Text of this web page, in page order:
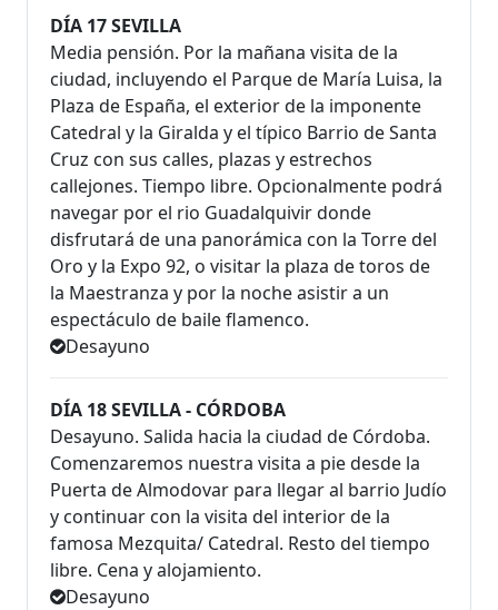
DÍA 17 SEVILLA
Media pensión. Por la mañana visita de la
ciudad, incluyendo el Parque de María Luisa, la
Plaza de España, el exterior de la imponente
Catedral y la Giralda y el típico Barrio de Santa
Cruz con sus calles, plazas y estrechos
callejones. Tiempo libre. Opcionalmente podrá
navegar por el rio Guadalquivir donde
disfrutará de una panorámica con la Torre del
Oro y la Expo 92, o visitar la plaza de toros de
la Maestranza y por la noche asistir a un
espectáculo de baile flamenco.
Desayuno
DÍA 18 SEVILLA - CÓRDOBA
Desayuno. Salida hacia la ciudad de Córdoba.
Comenzaremos nuestra visita a pie desde la
Puerta de Almodovar para llegar al barrio Judío
y continuar con la visita del interior de la
famosa Mezquita/ Catedral. Resto del tiempo
libre. Cena y alojamiento.
Desayuno